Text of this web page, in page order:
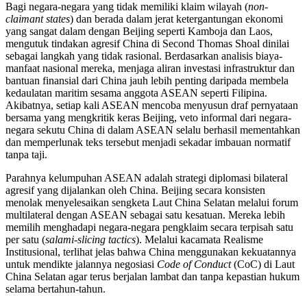
Bagi negara-negara yang tidak memiliki klaim wilayah (non-
claimant states) dan berada dalam jerat ketergantungan ekonomi
yang sangat dalam dengan Beijing seperti Kamboja dan Laos,
mengutuk tindakan agresif China di Second Thomas Shoal dinilai
sebagai langkah yang tidak rasional. Berdasarkan analisis biaya-
manfaat nasional mereka, menjaga aliran investasi infrastruktur dan
bantuan finansial dari China jauh lebih penting daripada membela
kedaulatan maritim sesama anggota ASEAN seperti Filipina.
Akibatnya, setiap kali ASEAN mencoba menyusun draf pernyataan
bersama yang mengkritik keras Beijing, veto informal dari negara-
negara sekutu China di dalam ASEAN selalu berhasil mementahkan
dan memperlunak teks tersebut menjadi sekadar imbauan normatif
tanpa taji.
Parahnya kelumpuhan ASEAN adalah strategi diplomasi bilateral
agresif yang dijalankan oleh China. Beijing secara konsisten
menolak menyelesaikan sengketa Laut China Selatan melalui forum
multilateral dengan ASEAN sebagai satu kesatuan. Mereka lebih
memilih menghadapi negara-negara pengklaim secara terpisah satu
per satu (salami-slicing tactics). Melalui kacamata Realisme
Institusional, terlihat jelas bahwa China menggunakan kekuatannya
untuk mendikte jalannya negosiasi Code of Conduct(CoC) di Laut
China Selatan agar terus berjalan lambat dan tanpa kepastian hukum
selama bertahun-tahun.